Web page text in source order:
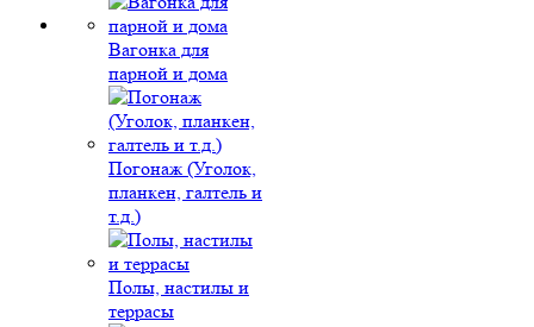
Вагонка для
парной и дома
Погонаж (Уголок,
планкен, галтель и
т.д.)
Полы, настилы и
террасы